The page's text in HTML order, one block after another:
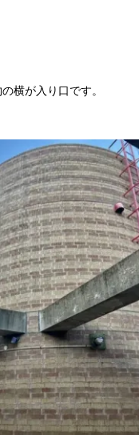
横が入り口です。